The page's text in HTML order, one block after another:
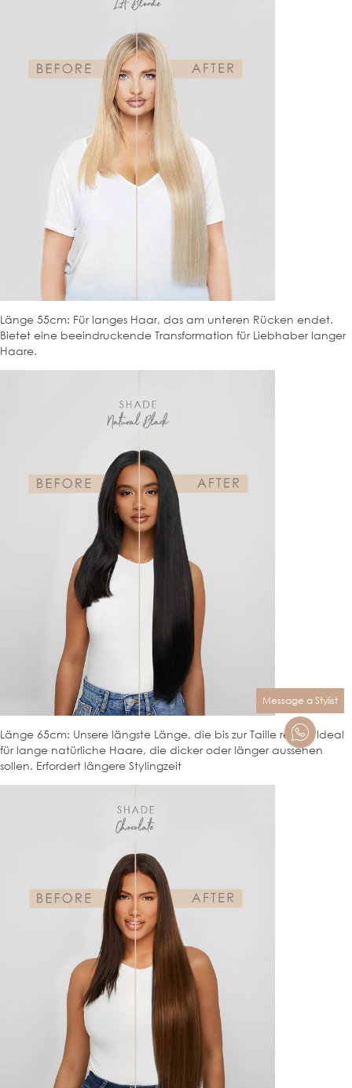
Länge 55cm: Für langes Haar, das am unteren Rücken endet.
Bietet eine beeindruckende Transformation für Liebhaber langer
Haare.
Länge 65cm: Unsere längste Länge, die bis zur Taille reicht. Ideal
für lange natürliche Haare, die dicker oder länger aussehen
sollen. Erfordert längere Stylingzeit
Message a Stylist